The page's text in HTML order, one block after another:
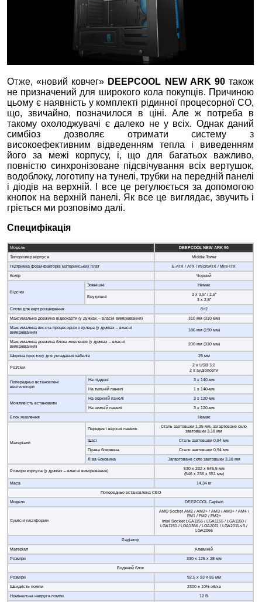
Отже, «новий ковчег» DEEPCOOL NEW ARK 90також
не призначений для широкого кола покупців. Причиною
цьому є наявність у комплекті рідинної процесорної СО,
що, звичайно, позначилося в ціні. Але ж потреба в
такому охолоджувачі є далеко не у всіх. Однак даний
симбіоз дозволяє отримати систему з
високоефективним відведенням тепла і виведенням
його за межі корпусу, і, що для багатьох важливо,
повністю синхронізоване підсвічування всіх вертушок,
водоблоку, логотипу на тунелі, трубки на передній панелі
і діодів на верхній. І все це регулюється за допомогою
кнопок на верхній панелі. Як все це виглядає, звучить і
гріється ми розповімо далі.
Специфікація
Модель
DEEPCOOL NEW ARK 90
Типорозмір корпуса
Middle Tower
Підтримка форм-факторів материнських плат
E-ATX / ATX / microATX / Mini-ITX
Колір
Чорний
Відсіки
Зовнішні Немає
Внутрішні
3 х 3,5” / 2,5”
3 х 2,5”
Слоти для карт розширення
8+2
Максимальна довжина відеокарти (у дужках – власні вимірювання)
310 мм (310 мм)
Максимальна висота процесорного кулера (у дужках – власні
вимірювання)
186 мм (190 мм)
Максимальна довжина блока живлення (у дужках – власні
вимірювання)
200 мм (310 мм)
Ширина простору для укладання кабелів 25 мм
Роз'єми
2 x USB 3.0
2 х аудіопорти
Попередньо встановлені
вентилятори
На піддоні
3 х 140-мм
На тильній панелі
1 х 140-мм
Можливість встановити
На верхній панелі
3 х 120-мм
На нижній панелі
3 х 120-мм
Блок живлення
Немає
Матеріали
Передня і верхня панель
Сталь завтовшки 1,35 мм, загартоване скло
завтовшки 3,18 мм
Шасі
Сталь завтовшки 0,94 мм
Права боковина
Сталь завтовшки 0,94 мм
Ліва боковина
Загартоване скло завтовшки 3,18 мм
Розміри корпуса (у дужках – власні вимірювання)
530 х 232 х 545,5 мм
(546 х 236 х 551 мм)
Маса
14,34 кг
Попередньо встановлена СВО
Модель
DEEPCOOL Captain
Сумісні платформи
AMD Socket AM2 / AM2+ / AM3 / AM3+ / AM4 /
FM1 / FM2 / FM2+
Intel Socket LGA1156 / LGA1155 / LGA1150 /
LGA1151 / LGA1366 / LGA2011 / LGA2011-v3 /
LGA2066
Радіатор
Матеріал
Алюміній
Розміри
330 х 125 х 28 мм
Водяний блок
Розміри
92,5 х 93 х 85 мм
Швидкість помпи
2300 ± 10% об/хв
Номінальна напруга помпи
12 В